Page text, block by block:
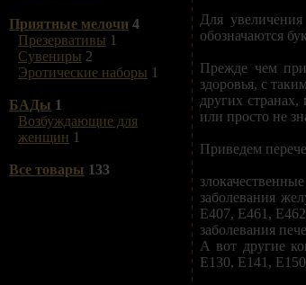
Приятные мелочи 4
Презервативы 1
Сувениры 2
Эротические наборы 1
БАДы 1
Возбуждающие для
женщин 1
Все товары 133
Для
обозначаются
Прежде чем
здоровья, с
других
или просто не
Приведем
заболевания
Е407, Е461,
заболевания
А вот другие
Е130, Е141,